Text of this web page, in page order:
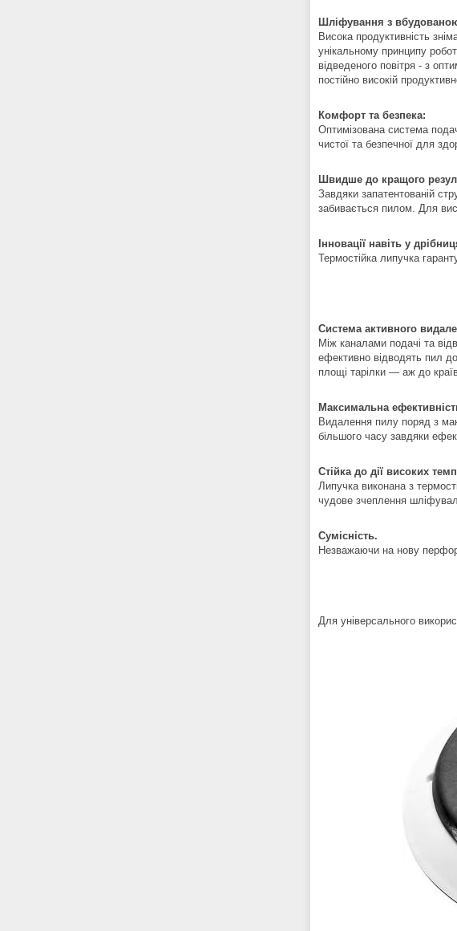
Шліфування з
Висока продуктивність
унікальному принципу
відведеного повітря - з
постійно високій
Комфорт та безпека:
Оптимізована система
чистої та безпечної для
Швидше до кращого
Завдяки запатентованій
забивається пилом. Для
Інновації навіть у
Термостійка липучка
Система активного
Між каналами подачі та
ефективно відводять пил
площі тарілки — аж до
Максимальна
Видалення пилу поряд з
більшого часу завдяки
Стійка до дії високих
Липучка виконана з
чудове зчеплення
Сумісність.
Незважаючи на нову
Для універсального